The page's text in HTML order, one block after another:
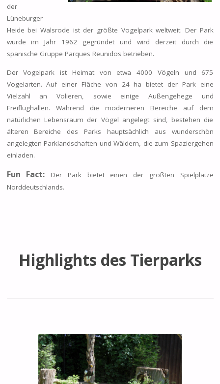
der
Lüneburger
Heide bei Walsrode ist der größte Vogelpark weltweit. Der Park
wurde im Jahr 1962 gegründet und wird derzeit durch die
spanische Gruppe Parques Reunidos betrieben.
Der Vogelpark ist Heimat von etwa 4000 Vögeln und 675
Vogelarten. Auf einer Fläche von 24 ha bietet der Park eine
Vielzahl an Volieren, sowie einige Außengehege und
Freiflughallen. Während die moderneren Bereiche auf dem
natürlichen Lebensraum der Vögel angelegt sind, bestehen die
älteren Bereiche des Parks hauptsächlich aus wunderschön
angelegten Parklandschaften und Wäldern, die zum Spaziergehen
einladen.
Fun Fact: Der Park bietet einen der größten Spielplätze
Norddeutschlands.
Highlights des Tierparks